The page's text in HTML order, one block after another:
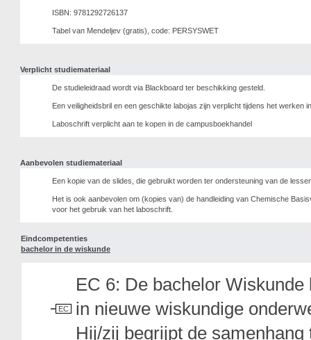
ISBN: 9781292726137
Tabel van Mendeljev (gratis), code: PERSYSWET
Verplicht studiemateriaal
De studieleidraad wordt via Blackboard ter beschikking gesteld.
Een veiligheidsbril en een geschikte labojas zijn verplicht tijdens het werken
Laboschrift verplicht aan te kopen in de campusboekhandel
Aanbevolen studiemateriaal
Een kopie van de slides, die gebruikt worden ter ondersteuning van de
Het is ook aanbevolen om (kopies van) de handleiding van Chemische
voor het gebruik van het laboschrift.
Eindcompetenties
bachelor in de wiskunde
EC
EC 6: De bachelor
in nieuwe wiskundige
Hij/zij begrijpt de